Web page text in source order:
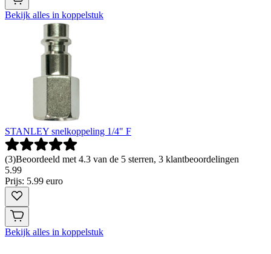
Bekijk alles in koppelstuk
STANLEY snelkoppeling 1/4" F
(3)Beoordeeld met 4.3 van de 5 sterren, 3 klantbeoordelingen
5.99
Prijs: 5.99 euro
Bekijk alles in koppelstuk